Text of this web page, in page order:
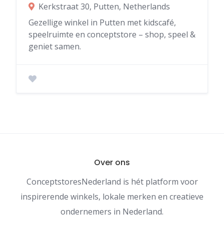
Kerkstraat 30, Putten, Netherlands
Gezellige winkel in Putten met kidscafé,
speelruimte en conceptstore – shop, speel &
geniet samen.
Over ons
ConceptstoresNederland is hét platform voor
inspirerende winkels, lokale merken en creatieve
ondernemers in Nederland.